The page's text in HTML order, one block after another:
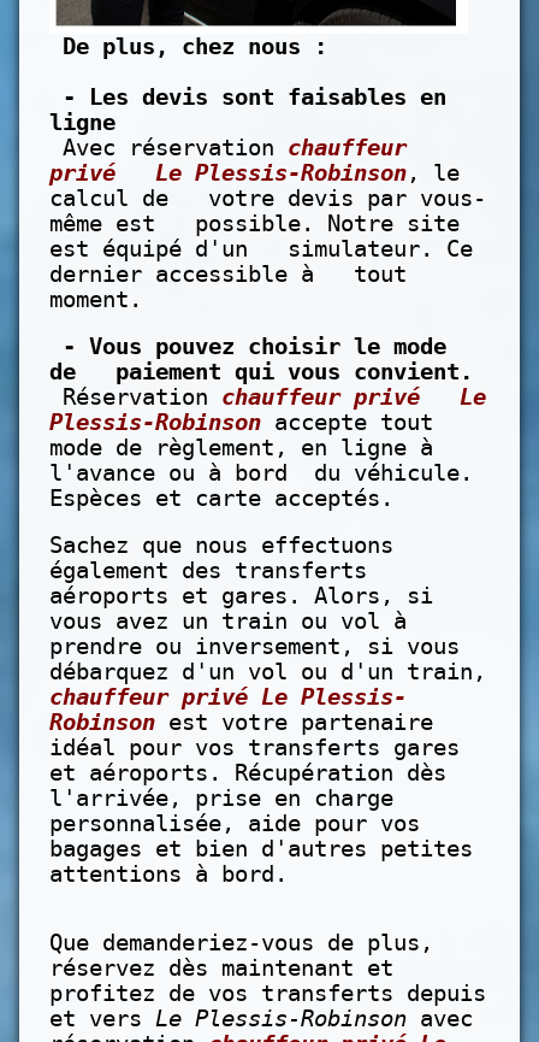
De plus, chez nous :
- Les devis sont faisables en
ligne
Avec réservation chauffeur
privé Le Plessis-Robinson, le
calcul de votre devis par vous-
même est possible. Notre site
est équipé d'un simulateur. Ce
dernier accessible à tout
moment.
- Vous pouvez choisir le mode
de paiement qui vous convient.
Réservation chauffeur privé Le
Plessis-Robinson accepte tout
mode de règlement, en ligne à
l'avance ou à bord du véhicule.
Espèces et carte acceptés.
Sachez que nous effectuons
également des transferts
aéroports et gares. Alors, si
vous avez un train ou vol à
prendre ou inversement, si vous
débarquez d'un vol ou d'un train,
chauffeur privé Le Plessis-
Robinson est votre partenaire
idéal pour vos transferts gares
et aéroports. Récupération dès
l'arrivée, prise en charge
personnalisée, aide pour vos
bagages et bien d'autres petites
attentions à bord.
Que demanderiez-vous de plus,
réservez dès maintenant et
profitez de vos transferts depuis
et versLe Plessis-Robinson avec